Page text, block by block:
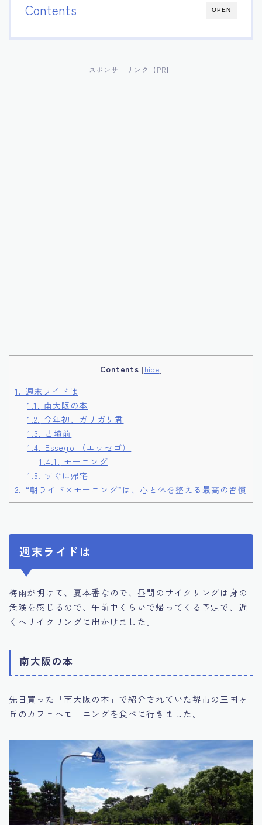
OPEN
Contents
スポンサーリンク【PR】
Contents [hide]
1. 週末ライドは
1.1. 南大阪の本
1.2. 今年初、ガリガリ君
1.3. 古墳前
1.4. Essego （エッセゴ）
1.4.1. モーニング
1.5. すぐに帰宅
2. “朝ライド×モーニング”は、心と体を整える最高の習慣
週末ライドは
梅雨が明けて、夏本番なので、昼間のサイクリングは身の
危険を感じるので、午前中くらいで帰ってくる予定で、近
くへサイクリングに出かけました。
南大阪の本
先日買った「南大阪の本」で紹介されていた堺市の三国ヶ
丘のカフェへモーニングを食べに行きました。